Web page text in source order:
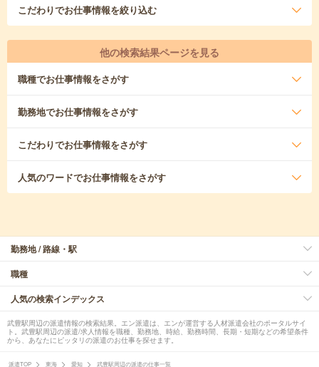
こだわりでお仕事情報を絞り込む
他の検索結果ページを見る
職種でお仕事情報をさがす
勤務地でお仕事情報をさがす
こだわりでお仕事情報をさがす
人気のワードでお仕事情報をさがす
勤務地 / 路線・駅
職種
人気の検索インデックス
武豊駅周辺の派遣情報の検索結果。エン派遣は、エンが運営する人材派遣会社のポータルサイ
ト。武豊駅周辺の派遣/求人情報を職種、勤務地、時給、勤務時間、長期・短期などの希望条件
から、あなたにピッタリの派遣のお仕事を探せます。
派遣TOP 東海 愛知 武豊駅周辺の派遣の仕事一覧